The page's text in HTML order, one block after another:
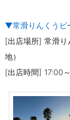
▼常滑りんくうビ
[出店場所] 常滑り
地）
[出店時間] 17:00